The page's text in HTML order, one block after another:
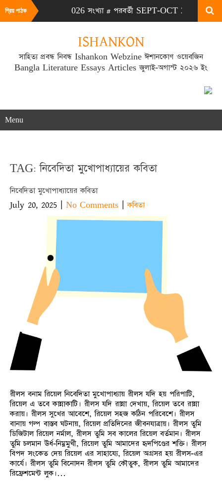
প্রিয় পাঠক
JULY-AUG 2026 সংখ্যা # পরবর্তী SEPT-OCT 2026 সংখ্যা
ISHANKON
সাহিত্য প্রবন্ধ নিবন্ধ Ishankon Webzine ঈশানকোণ ওয়েবজিন
Bangla Literature Essays Articles জুলাই-অগাস্ট ২০২৬ ইং
Menu
TAG: নিবেদিতা মুখোপাধ্যায়ের কবিতা
নিবেদিতা মুখোপাধ্যায়ের কবিতা
July 20, 2025 | No Comments |কবিতা
রীলস বনাম রিয়েল নিবেদিতা মুখোপাধ্যায় রীলস যদি হয় পরিপাটি,
রিয়েল এ তবে কান্নাকাটি। রীলস যদি রান্না দেখায়, রিয়েল তবে রান্না
করায়। রীলস সুখের আবেশে, রিয়েল সহজ কঠিন পরিবেশে। রীলস
বানায় গল্প বাস্তব ঘটনায়, রিয়েল প্রতিদিনের জীবনযাত্রায়। রীলস তুমি
ডিজিটাল রিয়েল নর্মাল, রীলস তুমি সব কালের রিয়েল বর্তমান। রীলস
তুমি চলমান ঊর্ধ-নিম্নমুখী, রিয়েল তুমি আমাদের হৃদপিণ্ডের শক্তি। রীলস
বিপদ সংকেত দেয় রিয়েল এর সাহায্যে, রিয়েল অগ্রসর হয় রীলস-এর
কার্যে। রীলস তুমি বিনোদন রীলস তুমি কৌতুক, রীলস তুমি আমাদের
রিফ্রেশমেন্ট লুক।…